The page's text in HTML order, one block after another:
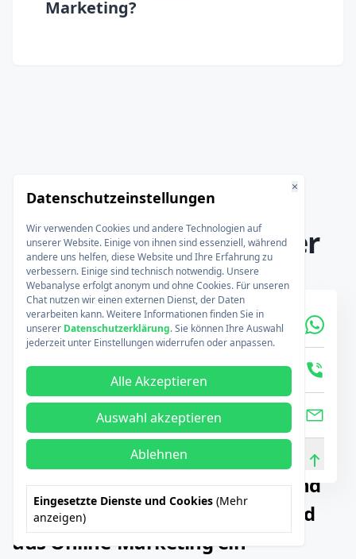
Marketing?
EHRLICH, DIREKT, OSTWESTFÄLISCH
Ihr Ansprechpartner
Sebastian Homburg
Geschäftsführer
Wenn Kampagnen, Zielseiten und
Tracking zusammenspielen, wird
aus Online-Marketing ein
×
Datenschutzeinstellungen
Wir verwenden Cookies und andere Technologien auf
unserer Website. Einige von ihnen sind essenziell, während
andere uns helfen, diese Website und Ihre Erfahrung zu
verbessern. Einige sind technisch notwendig. Unsere
Webanalyse erfolgt anonym und ohne Cookies. Für unseren
Chat nutzen wir einen externen Dienst, der Daten
verarbeiten kann. Weitere Informationen finden Sie in
unserer Datenschutzerklärung. Sie können Ihre Auswahl
jederzeit unter Einstellungen widerrufen oder anpassen.
Alle Akzeptieren
Auswahl akzeptieren
Ablehnen
Eingesetzte Dienste und Cookies (Mehr
anzeigen)